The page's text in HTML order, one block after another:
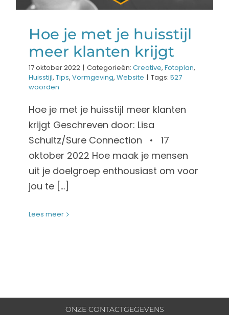
Hoe je met je huisstijl
meer klanten krijgt
17 oktober 2022 | Categorieën: Creative, Fotoplan,
Huisstijl, Tips, Vormgeving, Website | Tags: 527
woorden
Hoe je met je huisstijl meer klanten
krijgt Geschreven door: Lisa
Schultz/Sure Connection • 17
oktober 2022 Hoe maak je mensen
uit je doelgroep enthousiast om voor
jou te [...]
Lees meer
ONZE CONTACTGEGEVENS